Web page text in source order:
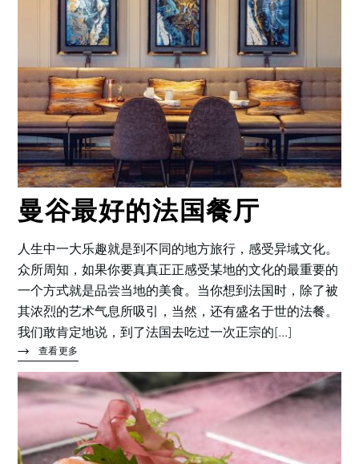
曼谷最好的法国餐厅
人生中一大乐趣就是到不同的地方旅行，感受异域文化。
众所周知，如果你要真真正正感受某地的文化的最重要的
一个方式就是品尝当地的美食。当你想到法国时，除了被
其浓烈的艺术气息所吸引，当然，还有盛名于世的法餐。
我们敢肯定地说，到了法国去吃过一次正宗的[...]
查看更多